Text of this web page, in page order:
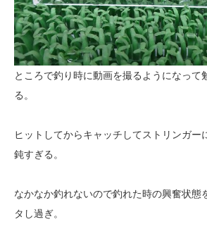
ところで釣り時に動画を撮るようになって
る。
ヒットしてからキャッチしてストリンガー
鈍すぎる。
なかなか釣れないので釣れた時の興奮状態
タし過ぎ。